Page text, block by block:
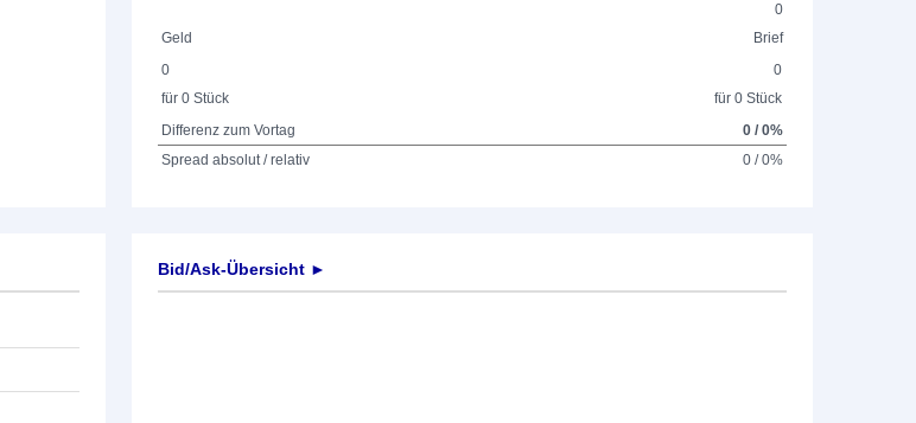
0
Geld
Brief
0
für 0 Stück
0
für 0 Stück
Differenz zum Vortag
0 / 0%
Spread absolut / relativ
0 / 0%
Bid/Ask-Übersicht ►